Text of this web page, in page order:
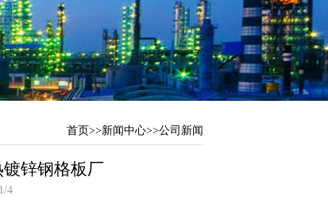
首页>>新闻中心>>公司新闻
锌钢格板厂
4